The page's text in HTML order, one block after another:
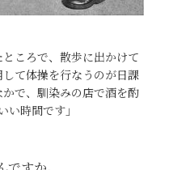
ころで、散歩に出かけて
て体操を行なうのが日課
で、馴染みの店で酒を酌
い時間です」